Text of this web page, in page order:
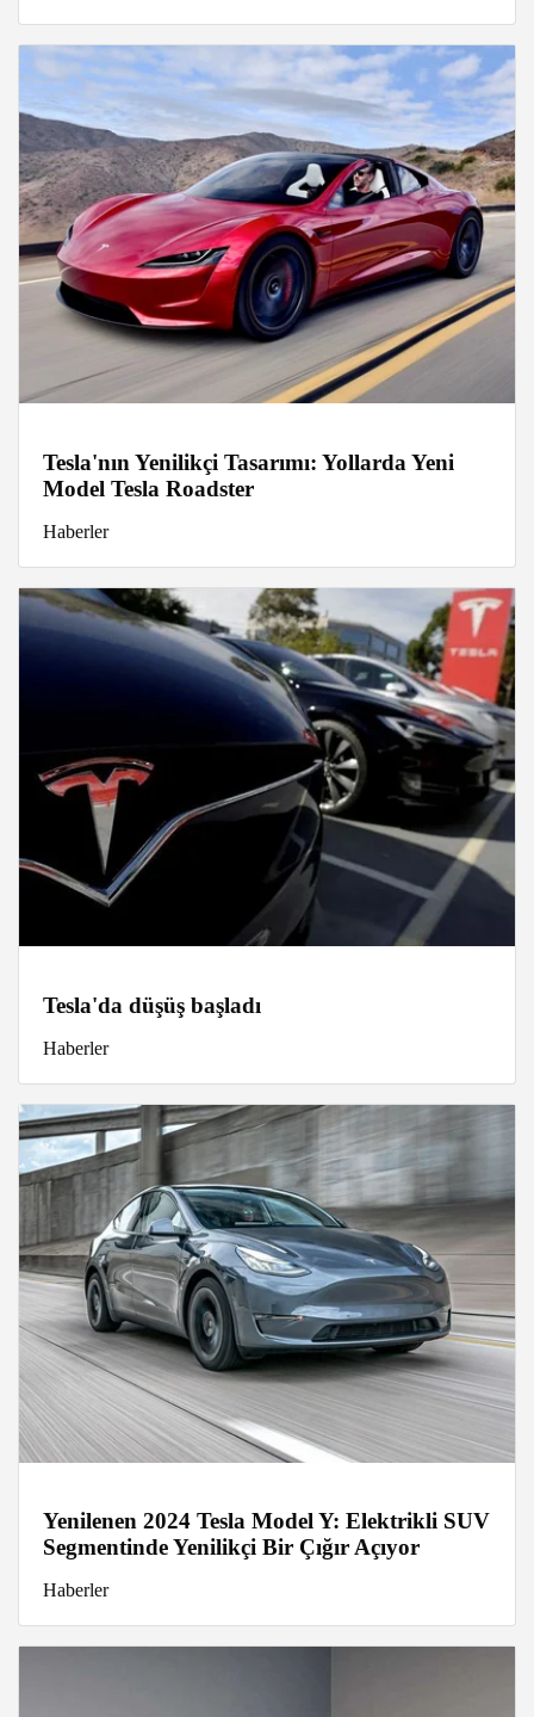
Tesla'nın Yenilikçi Tasarımı: Yollarda Yeni
Model Tesla Roadster
Haberler
Tesla'da düşüş başladı
Haberler
Yenilenen 2024 Tesla Model Y: Elektrikli SUV
Segmentinde Yenilikçi Bir Çığır Açıyor
Haberler